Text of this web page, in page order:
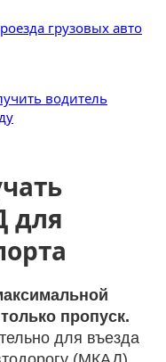
грузовых авто
водитель
для
пропуск.
для въезда